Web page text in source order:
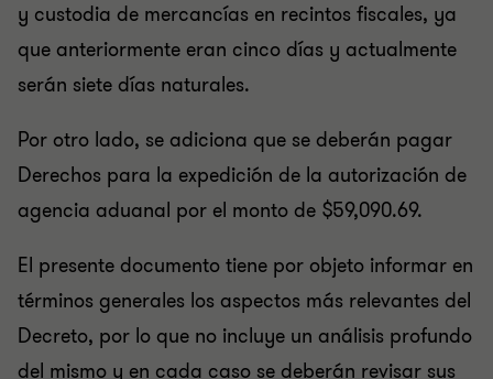
y custodia de mercancías en recintos fiscales, ya
que anteriormente eran cinco días y actualmente
serán siete días naturales.
Por otro lado, se adiciona que se deberán pagar
Derechos para la expedición de la autorización de
agencia aduanal por el monto de $59,090.69.
El presente documento tiene por objeto informar en
términos generales los aspectos más relevantes del
Decreto, por lo que no incluye un análisis profundo
del mismo y en cada caso se deberán revisar sus